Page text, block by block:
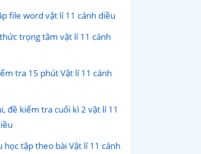
file word vật lí 11 cánh diều
trọng tâm vật lí 11 cánh
tra 15 phút Vật lí 11 cánh
đề kiểm tra cuối kì 2 vật lí 11
học tập theo bài Vật lí 11 cánh